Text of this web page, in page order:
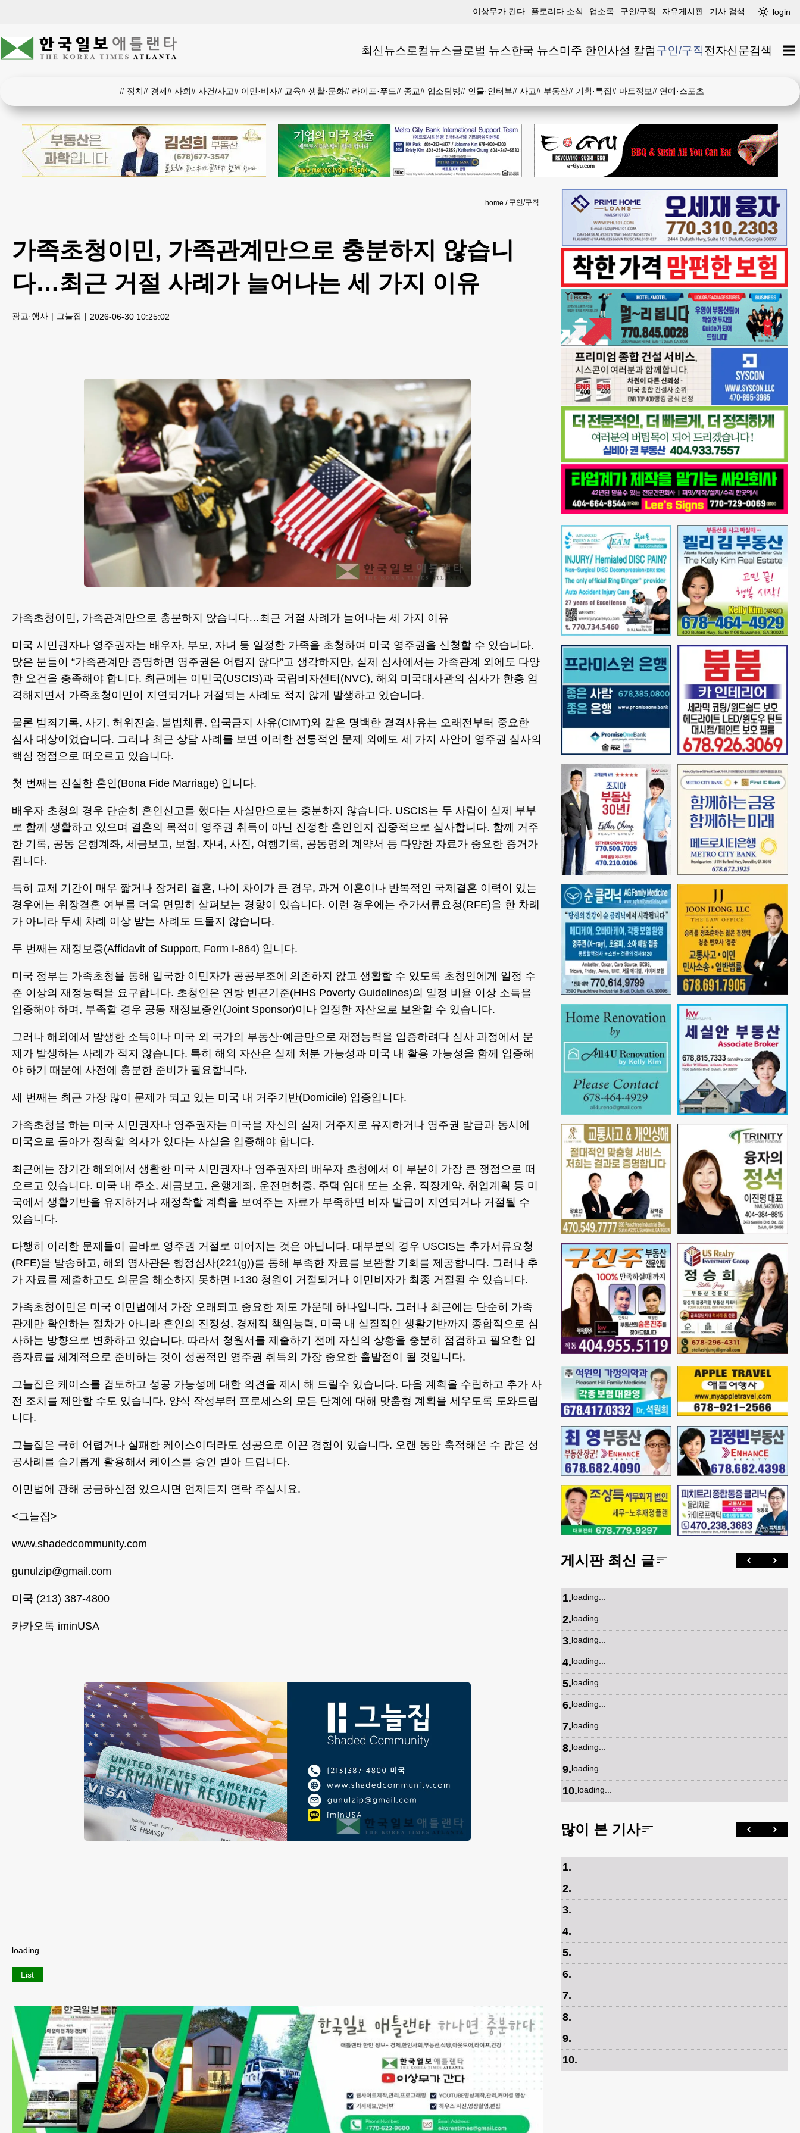
이상무가 간다 플로리다 소식 업소록 구인/구직 자유게시판 기사 검색 login
최신뉴스로컬뉴스글로벌 뉴스한국 뉴스미주 한인사설 칼럼구인/구직전자신문검색
# 정치# 경제# 사회# 사건/사고# 이민·비자# 교육# 생활·문화# 라이프·푸드# 종교# 업소탐방# 인물·인터뷰# 사고# 부동산# 기획·특집# 마트정보# 연예·스포츠
home 구인/구직
가족초청이민, 가족관계만으로 충분하지 않습니
다…최근 거절 사례가 늘어나는 세 가지 이유
광고·행사 그늘집 2026-06-30 10:25:02
가족초청이민, 가족관계만으로 충분하지 않습니다…최근 거절 사례가 늘어나는 세 가지 이유
미국 시민권자나 영주권자는 배우자, 부모, 자녀 등 일정한 가족을 초청하여 미국 영주권을 신청할 수 있습니다.
많은 분들이 “가족관계만 증명하면 영주권은 어렵지 않다”고 생각하지만, 실제 심사에서는 가족관계 외에도 다양
한 요건을 충족해야 합니다. 최근에는 이민국(USCIS)과 국립비자센터(NVC), 해외 미국대사관의 심사가 한층 엄
격해지면서 가족초청이민이 지연되거나 거절되는 사례도 적지 않게 발생하고 있습니다.
물론 범죄기록, 사기, 허위진술, 불법체류, 입국금지 사유(CIMT)와 같은 명백한 결격사유는 오래전부터 중요한
심사 대상이었습니다. 그러나 최근 상담 사례를 보면 이러한 전통적인 문제 외에도 세 가지 사안이 영주권 심사의
핵심 쟁점으로 떠오르고 있습니다.
첫 번째는 진실한 혼인(Bona Fide Marriage) 입니다.
배우자 초청의 경우 단순히 혼인신고를 했다는 사실만으로는 충분하지 않습니다. USCIS는 두 사람이 실제 부부
로 함께 생활하고 있으며 결혼의 목적이 영주권 취득이 아닌 진정한 혼인인지 집중적으로 심사합니다. 함께 거주
한 기록, 공동 은행계좌, 세금보고, 보험, 자녀, 사진, 여행기록, 공동명의 계약서 등 다양한 자료가 중요한 증거가
됩니다.
특히 교제 기간이 매우 짧거나 장거리 결혼, 나이 차이가 큰 경우, 과거 이혼이나 반복적인 국제결혼 이력이 있는
경우에는 위장결혼 여부를 더욱 면밀히 살펴보는 경향이 있습니다. 이런 경우에는 추가서류요청(RFE)을 한 차례
가 아니라 두세 차례 이상 받는 사례도 드물지 않습니다.
두 번째는 재정보증(Affidavit of Support, Form I-864) 입니다.
미국 정부는 가족초청을 통해 입국한 이민자가 공공부조에 의존하지 않고 생활할 수 있도록 초청인에게 일정 수
준 이상의 재정능력을 요구합니다. 초청인은 연방 빈곤기준(HHS Poverty Guidelines)의 일정 비율 이상 소득을
입증해야 하며, 부족할 경우 공동 재정보증인(Joint Sponsor)이나 일정한 자산으로 보완할 수 있습니다.
그러나 해외에서 발생한 소득이나 미국 외 국가의 부동산·예금만으로 재정능력을 입증하려다 심사 과정에서 문
제가 발생하는 사례가 적지 않습니다. 특히 해외 자산은 실제 처분 가능성과 미국 내 활용 가능성을 함께 입증해
야 하기 때문에 사전에 충분한 준비가 필요합니다.
세 번째는 최근 가장 많이 문제가 되고 있는 미국 내 거주기반(Domicile) 입증입니다.
가족초청을 하는 미국 시민권자나 영주권자는 미국을 자신의 실제 거주지로 유지하거나 영주권 발급과 동시에
미국으로 돌아가 정착할 의사가 있다는 사실을 입증해야 합니다.
최근에는 장기간 해외에서 생활한 미국 시민권자나 영주권자의 배우자 초청에서 이 부분이 가장 큰 쟁점으로 떠
오르고 있습니다. 미국 내 주소, 세금보고, 은행계좌, 운전면허증, 주택 임대 또는 소유, 직장계약, 취업계획 등 미
국에서 생활기반을 유지하거나 재정착할 계획을 보여주는 자료가 부족하면 비자 발급이 지연되거나 거절될 수
있습니다.
다행히 이러한 문제들이 곧바로 영주권 거절로 이어지는 것은 아닙니다. 대부분의 경우 USCIS는 추가서류요청
(RFE)을 발송하고, 해외 영사관은 행정심사(221(g))를 통해 부족한 자료를 보완할 기회를 제공합니다. 그러나 추
가 자료를 제출하고도 의문을 해소하지 못하면 I-130 청원이 거절되거나 이민비자가 최종 거절될 수 있습니다.
가족초청이민은 미국 이민법에서 가장 오래되고 중요한 제도 가운데 하나입니다. 그러나 최근에는 단순히 가족
관계만 확인하는 절차가 아니라 혼인의 진정성, 경제적 책임능력, 미국 내 실질적인 생활기반까지 종합적으로 심
사하는 방향으로 변화하고 있습니다. 따라서 청원서를 제출하기 전에 자신의 상황을 충분히 점검하고 필요한 입
증자료를 체계적으로 준비하는 것이 성공적인 영주권 취득의 가장 중요한 출발점이 될 것입니다.
그늘집은 케이스를 검토하고 성공 가능성에 대한 의견을 제시 해 드릴수 있습니다. 다음 계획을 수립하고 추가 사
전 조치를 제안할 수도 있습니다. 양식 작성부터 프로세스의 모든 단계에 대해 맞춤형 계획을 세우도록 도와드립
니다.
그늘집은 극히 어렵거나 실패한 케이스이더라도 성공으로 이끈 경험이 있습니다. 오랜 동안 축적해온 수 많은 성
공사례를 슬기롭게 활용해서 케이스를 승인 받아 드립니다.
이민법에 관해 궁금하신점 있으시면 언제든지 연락 주십시요.
<그늘집>
www.shadedcommunity.com
gunulzip@gmail.com
미국 (213) 387-4800
카카오톡 iminUSA
loading...
List
게시판 최신 글
1.loading...
2.loading...
3.loading...
4.loading...
5.loading...
6.loading...
7.loading...
8.loading...
9.loading...
10.loading...
많이 본 기사
1.
2.
3.
4.
5.
6.
7.
8.
9.
10.